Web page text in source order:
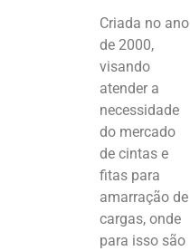
Criada no ano
de 2000,
visando
atender a
necessidade
do mercado
de cintas e
fitas para
amarração de
cargas, onde
para isso são